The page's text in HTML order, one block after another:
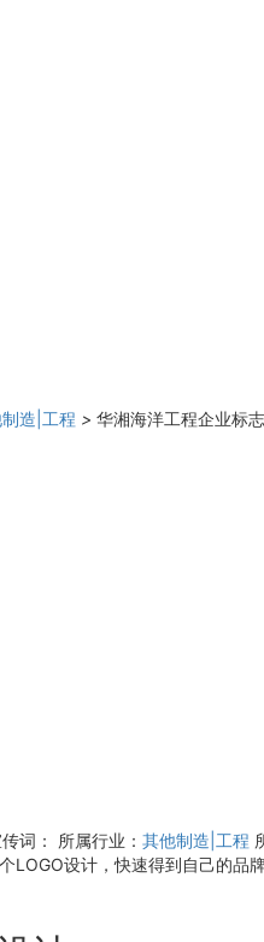
造|工程 > 华湘海洋工程企业标
词： 所属行业： 其他制造|工程
设计，快速得到自己的品